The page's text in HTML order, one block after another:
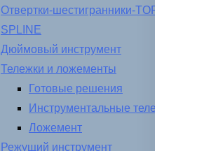
Отвертки-шестигранники-TORX-
SPLINE
Дюймовый инструмент
Тележки и ложементы
Готовые решения
Инструментальные тележки
Ложемент
Режущий инструмент